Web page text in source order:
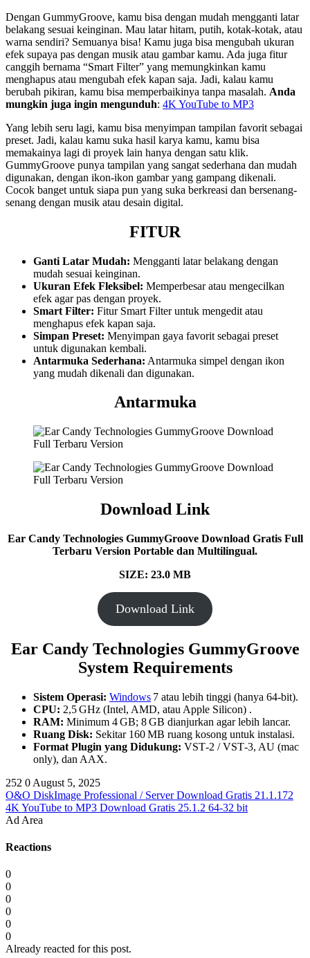
Dengan GummyGroove, kamu bisa dengan mudah mengganti latar
belakang sesuai keinginan. Mau latar hitam, putih, kotak-kotak, atau
warna sendiri? Semuanya bisa! Kamu juga bisa mengubah ukuran
efek supaya pas dengan musik atau gambar kamu. Ada juga fitur
canggih bernama “Smart Filter” yang memungkinkan kamu
menghapus atau mengubah efek kapan saja. Jadi, kalau kamu
berubah pikiran, kamu bisa memperbaikinya tanpa masalah. Anda
mungkin juga ingin mengunduh: 4K YouTube to MP3
Yang lebih seru lagi, kamu bisa menyimpan tampilan favorit sebagai
preset. Jadi, kalau kamu suka hasil karya kamu, kamu bisa
memakainya lagi di proyek lain hanya dengan satu klik.
GummyGroove punya tampilan yang sangat sederhana dan mudah
digunakan, dengan ikon-ikon gambar yang gampang dikenali.
Cocok banget untuk siapa pun yang suka berkreasi dan bersenang-
senang dengan musik atau desain digital.
FITUR
Ganti Latar Mudah: Mengganti latar belakang dengan
mudah sesuai keinginan.
Ukuran Efek Fleksibel: Memperbesar atau mengecilkan
efek agar pas dengan proyek.
Smart Filter: Fitur Smart Filter untuk mengedit atau
menghapus efek kapan saja.
Simpan Preset: Menyimpan gaya favorit sebagai preset
untuk digunakan kembali.
Antarmuka Sederhana: Antarmuka simpel dengan ikon
yang mudah dikenali dan digunakan.
Antarmuka
Download Link
Ear Candy Technologies GummyGroove Download Gratis Full
Terbaru Version Portable dan Multilingual.
SIZE: 23.0 MB
Download Link
Ear Candy Technologies GummyGroove
System Requirements
Sistem Operasi: Windows 7 atau lebih tinggi (hanya 64‑bit).
CPU: 2,5 GHz (Intel, AMD, atau Apple Silicon) .
RAM: Minimum 4 GB; 8 GB dianjurkan agar lebih lancar.
Ruang Disk: Sekitar 160 MB ruang kosong untuk instalasi.
Format Plugin yang Didukung: VST‑2 / VST‑3, AU (mac
only), dan AAX.
252 0 August 5, 2025
O&O DiskImage Professional / Server Download Gratis 21.1.172
4K YouTube to MP3 Download Gratis 25.1.2 64-32 bit
Ad Area
Reactions
0
0
0
0
0
0
Already reacted for this post.